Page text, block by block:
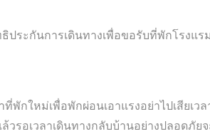
ระกันการเดินทางเพื่อขอรับที่พักโรงแร
กใหม่เพื่อพักผ่อนเอาแรงอย่าไปเสียเว
รอเวลาเดินทางกลับบ้านอย่างปลอดภัย